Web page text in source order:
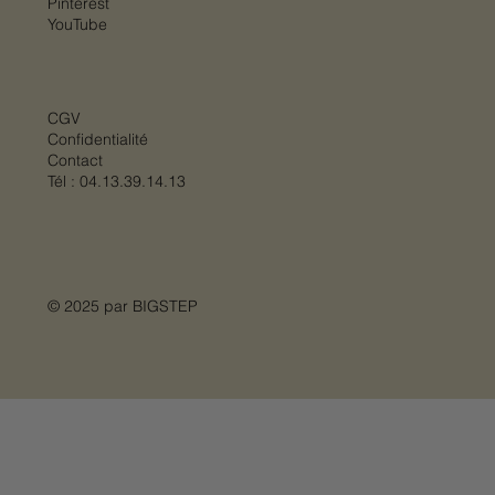
CGV
Confidentialité
Contact
Tél : 04.13.39.14.13
YouTube
© 2025 par BIGSTEP